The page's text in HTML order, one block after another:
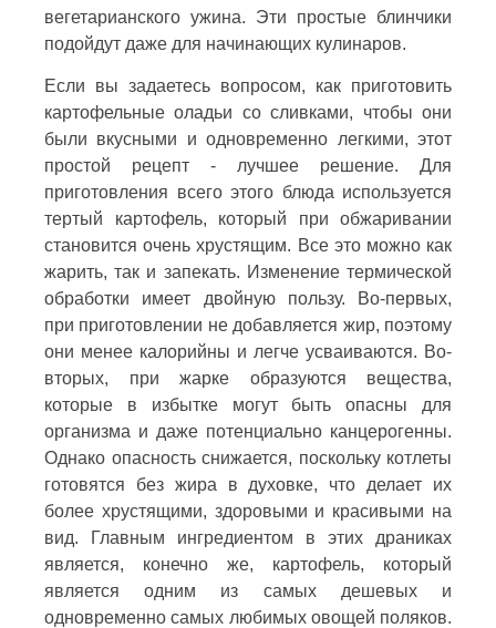
вегетарианского ужина. Эти простые блинчики
подойдут даже для начинающих кулинаров.
Если вы задаетесь вопросом, как приготовить
картофельные оладьи со сливками, чтобы они
были вкусными и одновременно легкими, этот
простой рецепт - лучшее решение. Для
приготовления всего этого блюда используется
тертый картофель, который при обжаривании
становится очень хрустящим. Все это можно как
жарить, так и запекать. Изменение термической
обработки имеет двойную пользу. Во-первых,
при приготовлении не добавляется жир, поэтому
они менее калорийны и легче усваиваются. Во-
вторых, при жарке образуются вещества,
которые в избытке могут быть опасны для
организма и даже потенциально канцерогенны.
Однако опасность снижается, поскольку котлеты
готовятся без жира в духовке, что делает их
более хрустящими, здоровыми и красивыми на
вид. Главным ингредиентом в этих драниках
является, конечно же, картофель, который
является одним из самых дешевых и
одновременно самых любимых овощей поляков.